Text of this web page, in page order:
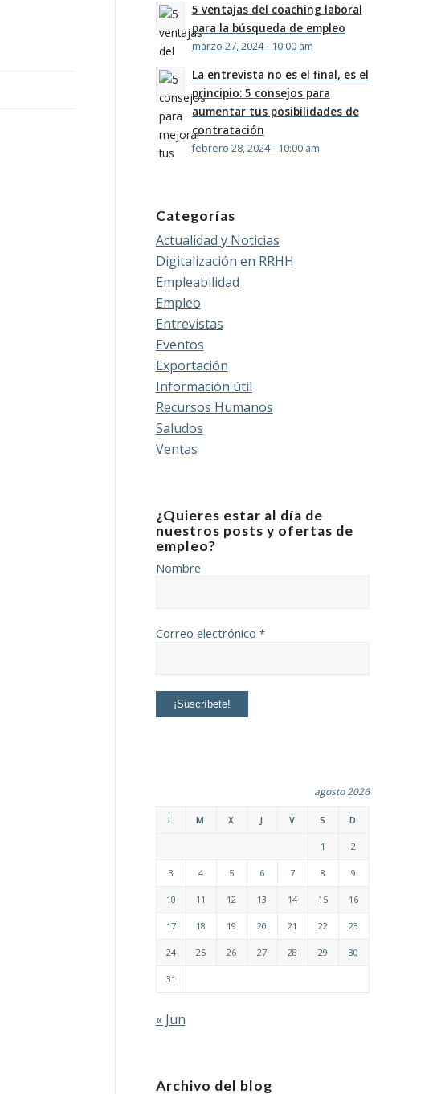
5 ventajas del coaching laboral
para la búsqueda de empleo
marzo 27, 2024 - 10:00 am
La entrevista no es el final, es el
principio: 5 consejos para
aumentar tus posibilidades de
contratación
febrero 28, 2024 - 10:00 am
Categorías
Actualidad y Noticias
Digitalización en RRHH
Empleabilidad
Empleo
Entrevistas
Eventos
Exportación
Información útil
Recursos Humanos
Saludos
Ventas
¿Quieres estar al día de
nuestros posts y ofertas de
empleo?
Nombre
Correo electrónico *
agosto 2026
L M X J V S D
1 2
3 4 5 6 7 8 9
10 11 12 13 14 15 16
17 18 19 20 21 22 23
24 25 26 27 28 29 30
31
« Jun
Archivo del blog